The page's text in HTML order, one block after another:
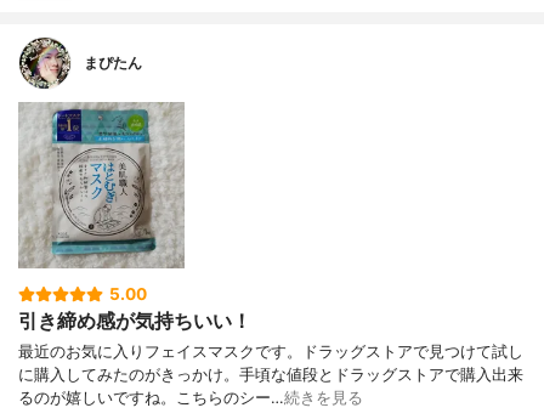
まぴたん
5.00
引き締め感が気持ちいい！
最近のお気に入りフェイスマスクです。ドラッグストアで見つけて試し
に購入してみたのがきっかけ。手頃な値段とドラッグストアで購入出来
るのが嬉しいですね。こちらのシー…続きを見る